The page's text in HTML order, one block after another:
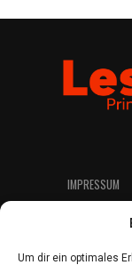
Um dir ein optimales
IMPRES­SUM